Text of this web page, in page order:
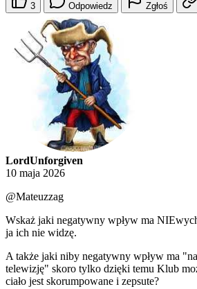
3 Odpowiedz Zgłoś
LordUnforgiven
10 maja 2026
@Mateuzzag
Wskaż jaki negatywny wpływ ma
ja ich nie widzę.
A także jaki niby negatywny wpływ ma
telewizję" skoro tylko dzięki temu Klub
ciało jest skorumpowane i zepsute?